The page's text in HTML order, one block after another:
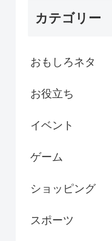
カテゴリー
おもしろネタ
お役立ち
イベント
ゲーム
ショッピング
スポーツ